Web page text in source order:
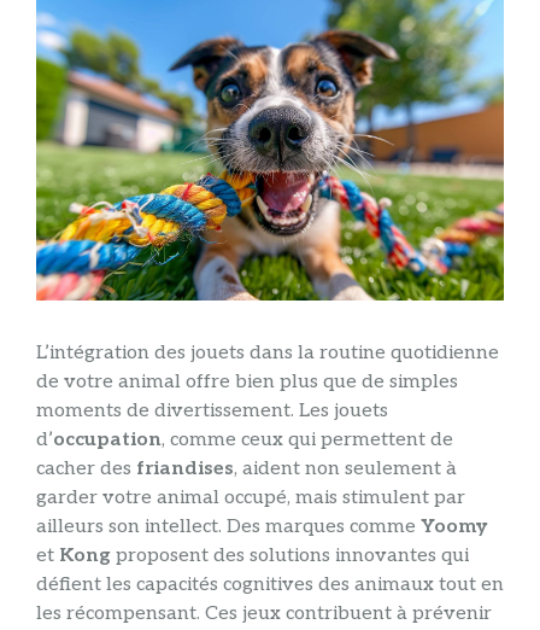
L’intégration des jouets dans la routine quotidienne
de votre animal offre bien plus que de simples
moments de divertissement. Les jouets
d’occupation, comme ceux qui permettent de
cacher des friandises, aident non seulement à
garder votre animal occupé, mais stimulent par
ailleurs son intellect. Des marques comme Yoomy
et Kong proposent des solutions innovantes qui
défient les capacités cognitives des animaux tout en
les récompensant. Ces jeux contribuent à prévenir